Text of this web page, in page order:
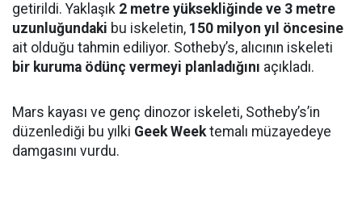
getirildi. Yaklaşık 2 metre yüksekliğinde ve 3 metre
uzunluğundaki bu iskeletin, 150 milyon yıl öncesine
ait olduğu tahmin ediliyor. Sotheby’s, alıcının iskeleti
bir kuruma ödünç vermeyi planladığını açıkladı.
Mars kayası ve genç dinozor iskeleti, Sotheby’s’in
düzenlediği bu yılki Geek Weektemalı müzayedeye
damgasını vurdu.